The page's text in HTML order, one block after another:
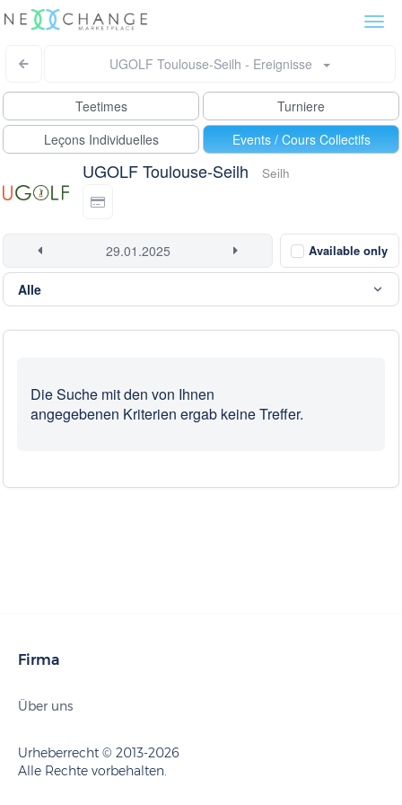
UGOLF Toulouse-Seilh - Ereignisse
Teetimes
Turniere
Leçons Individuelles
Events / Cours Collectifs
UGOLF Toulouse-Seilh Seilh
Available only
Die Suche mit den von Ihnen
angegebenen Kriterien ergab keine Treffer.
Firma
Über uns
Urheberrecht © 2013-2026
Alle Rechte vorbehalten.